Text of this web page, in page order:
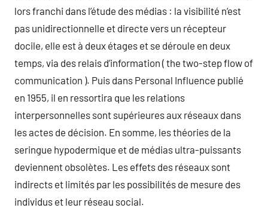
lors franchi dans l’étude des médias : la visibilité n’est
pas unidirectionnelle et directe vers un récepteur
docile, elle est à deux étages et se déroule en deux
temps, via des relais d’information ( the two-step flow of
communication ). Puis dans Personal Influence publié
en 1955, il en ressortira que les relations
interpersonnelles sont supérieures aux réseaux dans
les actes de décision. En somme, les théories de la
seringue hypodermique et de médias ultra-puissants
deviennent obsolètes. Les effets des réseaux sont
indirects et limités par les possibilités de mesure des
individus et leur réseau social.